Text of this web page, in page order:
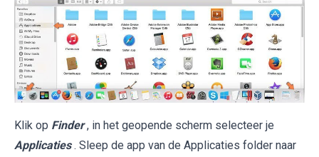
Klik op Finder , in het geopende scherm selecteer je
Applicaties . Sleep de app van de Applicaties folder naar